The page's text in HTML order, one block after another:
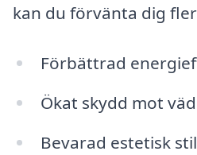
kan du förvänta dig
Förbättrad
Ökat skydd mot
Bevarad estetisk